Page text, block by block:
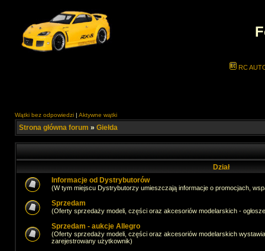
RC
Wątki bez odpowiedzi | Aktywne wątki
Strona główna forum » Giełda
Dział
Informacje od Dystrybutorów
(W tym miejscu Dystrybutorzy umieszczają informacje o promocjach,
Sprzedam
(Oferty sprzedaży modeli, części oraz akcesoriów modelarskich -
Sprzedam - aukcje Allegro
(Oferty sprzedaży modeli, części oraz akcesoriów modelarskich
zarejestrowany użytkownik)